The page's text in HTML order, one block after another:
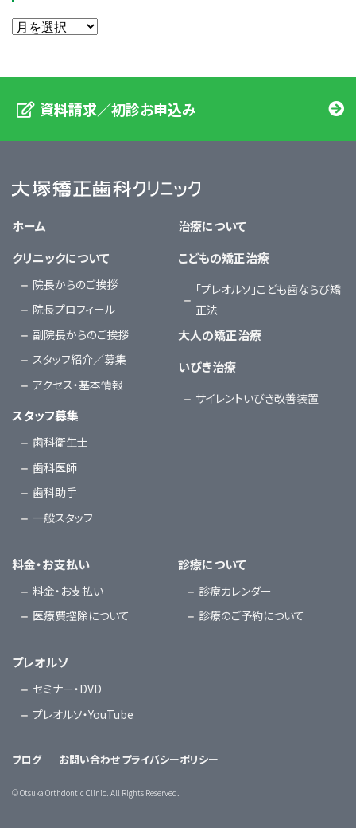
資料請求／初診お申込み
ホーム
クリニックについて
院長からのご挨拶
院長プロフィール
副院長からのご挨拶
スタッフ紹介／募集
アクセス・基本情報
スタッフ募集
歯科衛生士
歯科医師
歯科助手
一般スタッフ
治療について
こどもの矯正治療
「プレオルソ」こども歯ならび矯
正法
大人の矯正治療
いびき治療
サイレントいびき改善装置
料金・お支払い
料金・お支払い
医療費控除について
診療について
診療カレンダー
診療のご予約について
プレオルソ
セミナー・DVD
プレオルソ・YouTube
ブログ お問い合わせプライバシーポリシー
©Otsuka Orthdontic Clinic. All Rights Reserved.